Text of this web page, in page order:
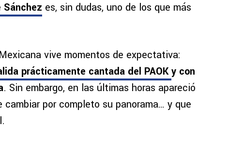
es, sin dudas, uno de los que más
vive momentos de expectativa:
prácticamente cantada del PAOKy con
. Sin embargo, en las últimas horas apareció
por completo su panorama… y que